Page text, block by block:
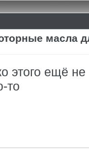
масла
этого ещё
то